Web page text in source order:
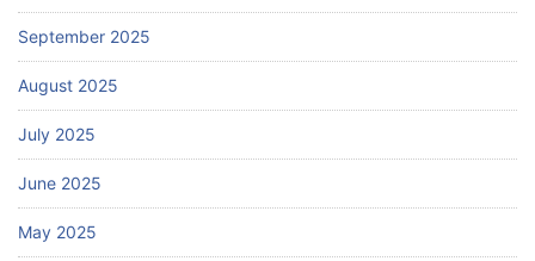
September 2025
August 2025
July 2025
June 2025
May 2025